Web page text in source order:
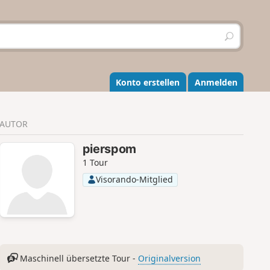
S
u
h
e
n
Konto erstellen Anmelden
AUTOR
pierspom
1 Tour
Visorando-Mitglied
Maschinell übersetzte Tour - Originalversion